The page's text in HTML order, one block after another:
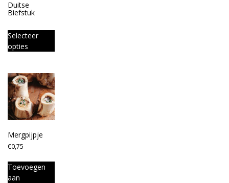
Duitse
Biefstuk
Selecteer
opties
Mergpijpje
€0,75
Toevoegen
aan